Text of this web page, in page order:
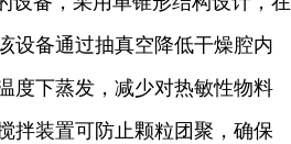
设备通过抽真空降低干燥腔内
度下蒸发，减少对热敏性物料
拌装置可防止颗粒团聚，确保